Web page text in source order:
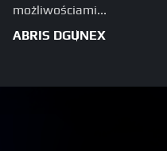
możliwościami...
ABRIS DGUNEX